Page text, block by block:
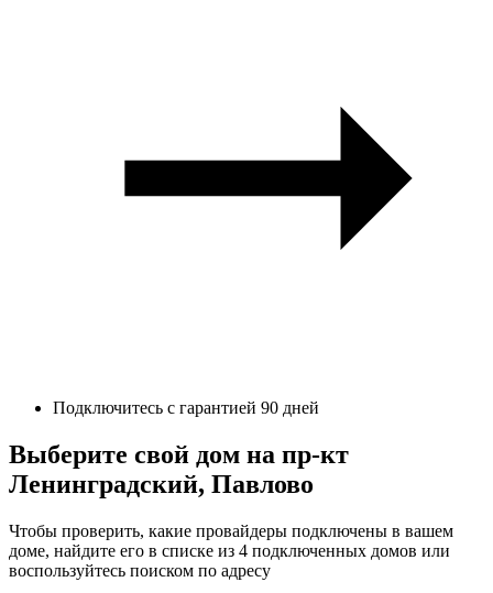
Подключитесь с гарантией 90 дней
Выберите свой дом на пр-кт
Ленинградский, Павлово
Чтобы проверить, какие провайдеры подключены в вашем
доме, найдите его в списке из 4 подключенных домов или
воспользуйтесь поиском по адресу